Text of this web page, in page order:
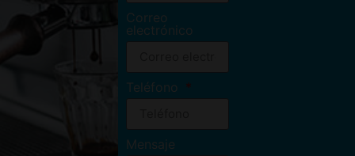
Correo
electrónico
Teléfono
Mensaje